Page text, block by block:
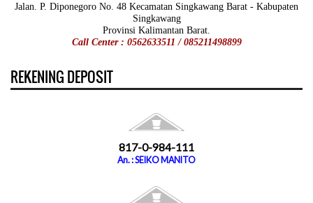
Jalan. P. Diponegoro No. 48 Kecamatan Singkawang Barat - Kabupaten
Singkawang
Provinsi Kalimantan Barat.
Call Center : 0562633511 / 085211498899
REKENING DEPOSIT
817-0-984-111
An. : SEIKO MANITO